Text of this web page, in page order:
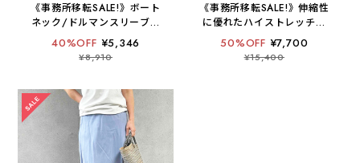
《事務所移転SALE!》ボート
ネック/ドルマンスリーブボ
ーダーカットソー【 EAST
END HIGHLANDERS / 日
本製 / 手洗い可】
40%OFF ¥5,346
¥8,910
《事務所移転SALE!》伸縮性
に優れたハイストレッチの
テーパードパンツ【 日本製
/ 手洗い可 】
50%OFF ¥7,700
¥15,400